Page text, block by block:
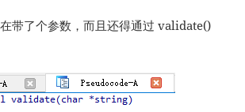
带了个参数，而且还得通过 validate()